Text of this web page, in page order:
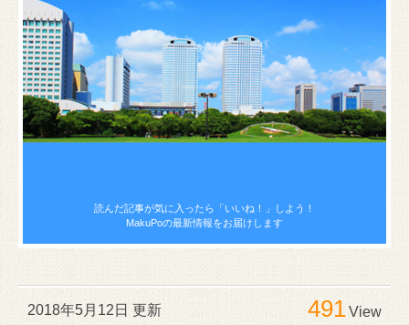
読んだ記事が気に入ったら 「いいね！」しよう！
MakuPoの最新情報をお届けします
2018年5月12日 更新 491View